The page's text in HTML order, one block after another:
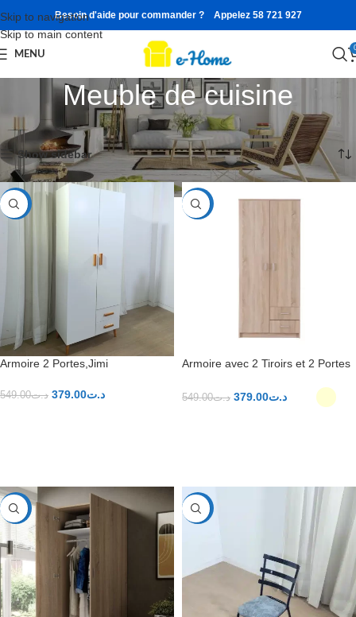
Skip to navigation
Skip to main content
Besoin d'aide pour commander ? Appelez 58 721 927
MENU
Meuble de cuisine
Accueil Affichage de 1–12 sur 21 résultats
Show sidebar
-31%
Armoire 2 Portes,Jimi
د.ت549.00 د.ت379.00
-31%
Armoire avec 2 Tiroirs et 2 Portes
د.ت549.00 د.ت379.00
-32% -35%